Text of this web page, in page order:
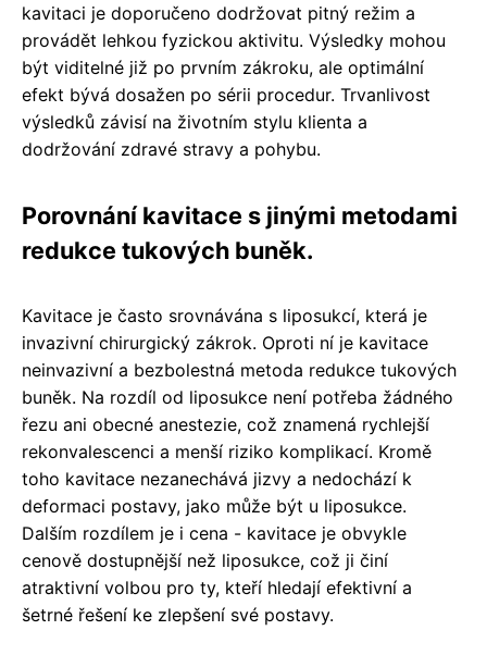
kavitaci je doporučeno dodržovat pitný režim a
provádět lehkou fyzickou aktivitu. Výsledky mohou
být viditelné již po prvním zákroku, ale optimální
efekt bývá dosažen po sérii procedur. Trvanlivost
výsledků závisí na životním stylu klienta a
dodržování zdravé stravy a pohybu.
Porovnání kavitace s jinými metodami
redukce tukových buněk.
Kavitace je často srovnávána s liposukcí, která je
invazivní chirurgický zákrok. Oproti ní je kavitace
neinvazivní a bezbolestná metoda redukce tukových
buněk. Na rozdíl od liposukce není potřeba žádného
řezu ani obecné anestezie, což znamená rychlejší
rekonvalescenci a menší riziko komplikací. Kromě
toho kavitace nezanechává jizvy a nedochází k
deformaci postavy, jako může být u liposukce.
Dalším rozdílem je i cena - kavitace je obvykle
cenově dostupnější než liposukce, což ji činí
atraktivní volbou pro ty, kteří hledají efektivní a
šetrné řešení ke zlepšení své postavy.